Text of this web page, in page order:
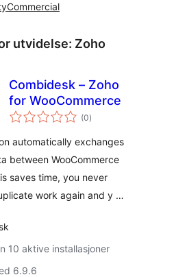
Commercial
utvidelse: Zoho
Combidesk – Zoho
for WooCommerce
(0totale
vurderinger
)
automatically exchanges
between WooCommerce
saves time, you never
work again and y …
10 aktive installasjoner
6.9.6